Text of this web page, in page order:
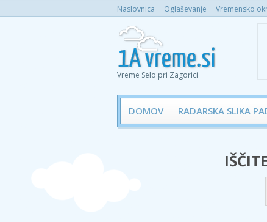
Naslovnica Oglaševanje Vremensko
Vreme Selo pri Zagorici
DOMOV RADARSKA SLIKA